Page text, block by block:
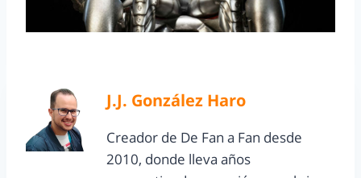
J.J. González Haro
Creador de De Fan a Fan desde
2010, donde lleva años